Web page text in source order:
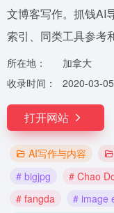
文博客写作。抓钱AI
索引、同类工具参考
所在地：
加拿大
收录时间：
2020-03-05
打开网站
AI写作与内容
# bigjpg
# Chao
# fangda
# image